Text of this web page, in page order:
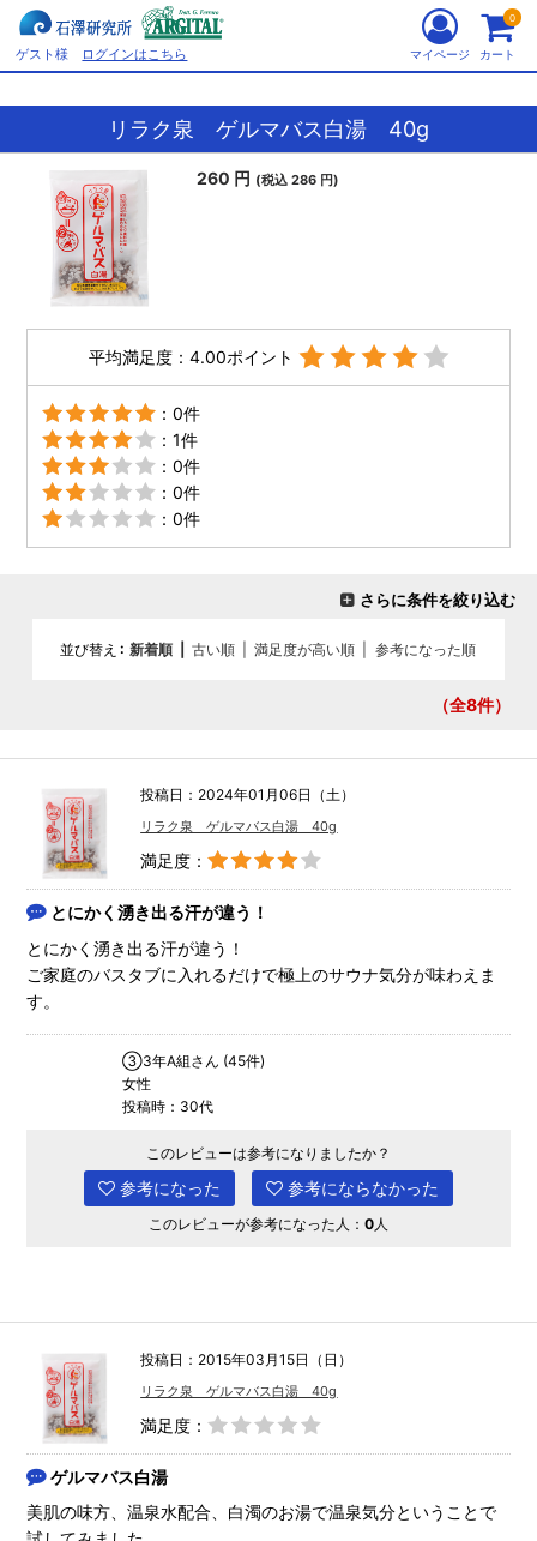
ゲスト様 ログインはこちら マイページ カート
0
リラク泉 ゲルマバス白湯 40g
260 円 (税込 286 円)
平均満足度：4.00ポイント
：0件
：1件
：0件
：0件
：0件
さらに条件を絞り込む
並び替え 新着順 古い順 満足度が高い順 参考になった順
（全8件）
投稿日：2024年01月06日（土）
リラク泉 ゲルマバス白湯 40g
満足度：
とにかく湧き出る汗が違う！
とにかく湧き出る汗が違う！
ご家庭のバスタブに入れるだけで極上のサウナ気分が味わえま
す。
③3年A組さん (45件)
女性
投稿時：30代
このレビューは参考になりましたか？
参考になった 参考にならなかった
このレビューが参考になった人： 0 人
投稿日：2015年03月15日（日）
リラク泉 ゲルマバス白湯 40g
満足度：
ゲルマバス白湯
美肌の味方、温泉水配合、白濁のお湯で温泉気分ということで